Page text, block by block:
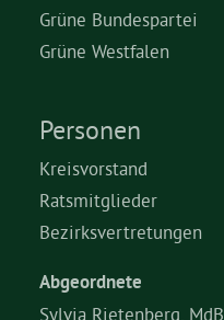
Grüne Bundespartei
Grüne Westfalen
Personen
Kreisvorstand
Ratsmitglieder
Bezirksvertretungen
Abgeordnete
Sylvia Rietenberg, MdB